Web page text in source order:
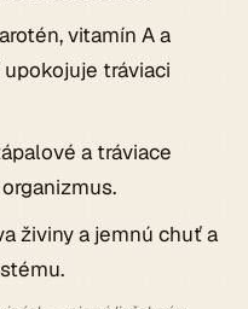
vitamín A a
tráviaci
a tráviace
živiny a jemnú chuť a